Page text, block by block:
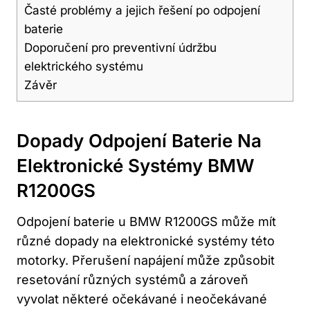
Časté problémy a jejich řešení po odpojení
baterie
Doporučení pro preventivní údržbu
elektrického systému
Závěr
Dopady Odpojení Baterie Na
Elektronické Systémy BMW
R1200GS
Odpojení baterie u BMW R1200GS může mít
různé dopady na elektronické systémy této
motorky. Přerušení napájení může způsobit
resetování různých systémů a zároveň
vyvolat některé očekávané i neočekávané